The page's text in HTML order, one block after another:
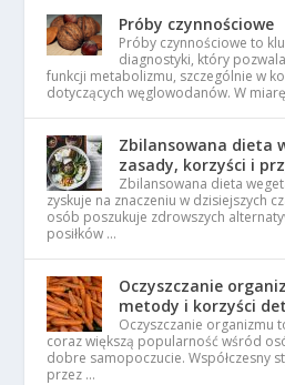
Próby czynnościowe
Próby czynnościowe to
diagnostyki, który
funkcji metabolizmu, szczególnie w
dotyczących węglowodanów. W
Zbilansowana dieta
zasady, korzyści i
Zbilansowana dieta
zyskuje na znaczeniu w dzisiejszych
osób poszukuje zdrowszych
posiłków …
Oczyszczanie
metody i korzyści
Oczyszczanie organizmu
coraz większą popularność wśród
dobre samopoczucie. Współczesny
przez …